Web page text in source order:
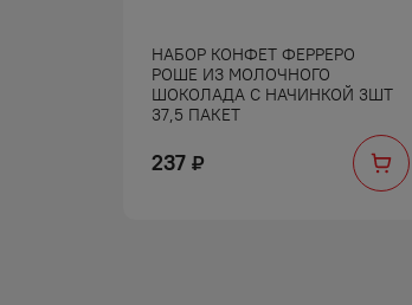
НАБОР КОНФЕТ ФЕРРЕРО
РОШЕ ИЗ МОЛОЧНОГО
ШОКОЛАДА С НАЧИНКОЙ 3ШТ
37,5 ПАКЕТ
237 ₽